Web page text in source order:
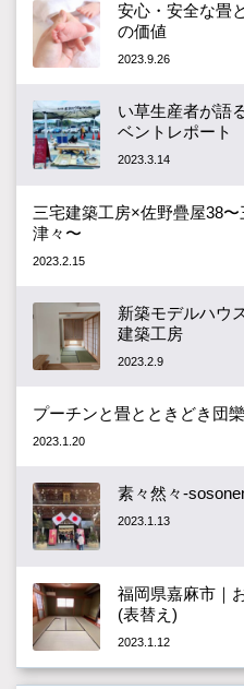
安心・安全な畳
の価値
2023.9.26
い草生産者が語
ベントレポート
2023.3.14
三宅建築工房×佐野疊屋38
津々〜
2023.2.15
新築モデルハウ
建築工房
2023.2.9
プーチンと畳とときどき団
2023.1.20
素々然々-
2023.1.13
福岡県嘉麻市｜
(表替え)
2023.1.12